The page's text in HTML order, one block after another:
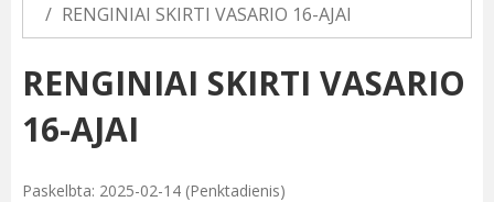
RENGINIAI SKIRTI VASARIO 16-AJAI
RENGINIAI SKIRTI VASARIO
16-AJAI
Paskelbta: 2025-02-14 (Penktadienis)